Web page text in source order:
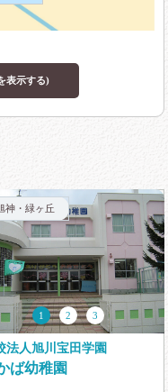
みどり幼稚園
旭川あゆみ幼稚園附属保育園
小規模保育園 ふたばの庭
表示する)
神・緑ヶ丘
1 2 3
法人旭川宝田学園
ば幼稚園